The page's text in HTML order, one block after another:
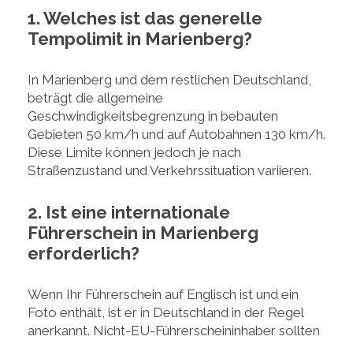
1. Welches ist das generelle
Tempolimit in Marienberg?
In Marienberg und dem restlichen Deutschland,
beträgt die allgemeine
Geschwindigkeitsbegrenzung in bebauten
Gebieten 50 km/h und auf Autobahnen 130 km/h.
Diese Limite können jedoch je nach
Straßenzustand und Verkehrssituation variieren.
2. Ist eine internationale
Führerschein in Marienberg
erforderlich?
Wenn Ihr Führerschein auf Englisch ist und ein
Foto enthält, ist er in Deutschland in der Regel
anerkannt. Nicht-EU-Führerscheininhaber sollten